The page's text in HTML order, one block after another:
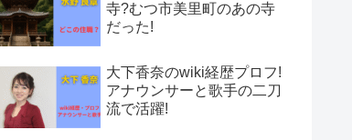
寺?むつ市美里町のあの寺
だった!
大下香奈のwiki経歴プロフ!
アナウンサーと歌手の二刀
流で活躍!